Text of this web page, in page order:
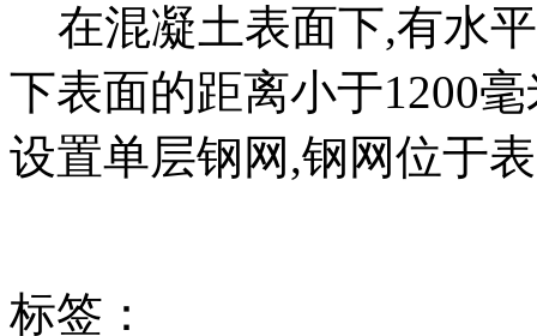
在混凝土表面下,有水
下表面的距离小于1200
设置单层钢网,钢网位于
标签：